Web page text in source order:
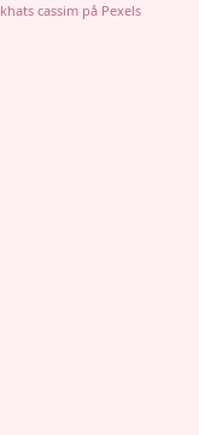
khats cassimpå Pexels